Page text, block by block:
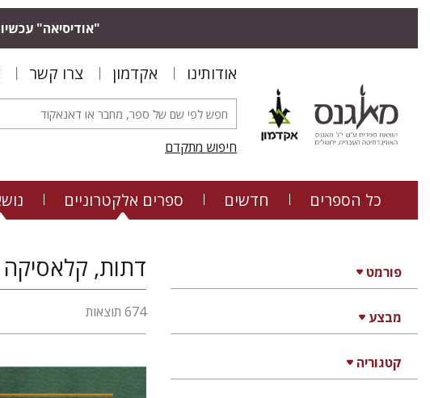
"אודיסיאה"
אודותינו אקדמון צרו קשר
חיפוש מתקדם
כל הספרים חדשים ספרים אלקטרוניים
פורמט
מבצע
קטגוריה
דתות, קלאסיקה
674 תוצאות